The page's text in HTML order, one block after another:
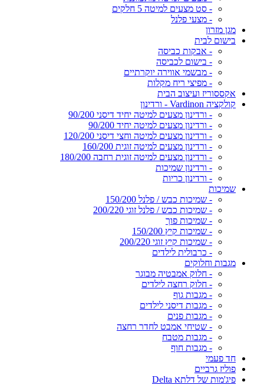
- סט מצעים למיטה 5 חלקים
- מצעי פלנל
מגן מזרון
בישום לבית
- אבקות כביסה
- בישום לכביסה
- מבשמי אווירה יוקרתיים
- מפיצי ריח מקלות
אקססוריז ועיצוב הבית
קולקציה Vardinon - ורדינון
- ורדינון מצעים למיטה יחיד דיסני 90/200
- ורדינון מצעים למיטה יחיד 90/200
- ורדינון מצעים למיטה וחצי דיסני 120/200
- ורדינון מצעים למיטה זוגית 160/200
- ורדינון מצעים למיטה זוגית רחבה 180/200
- ורדינון שמיכות
- ורדינון כריות
שמיכות
- שמיכות כבש / פלנל 150/200
- שמיכות כבש / פלנל זוגי 200/220
- שמיכות פוך
- שמיכות קיץ 150/200
- שמיכות קיץ זוגי 200/220
- כרבולית לילדים
מגבות וחלוקים
- חלוק אמבטיה מבוגר
- חלוק רחצה לילדים
- מגבות גוף
- מגבות דיסני לילדים
- מגבות פנים
- שטיחי אמבט לחדר רחצה
- מגבות מטבח
- מגבות חוף
חד פעמי
פוליז גרביים
פיג'מות של דלתא Delta